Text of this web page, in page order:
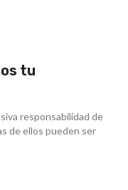
tu
responsabilidad de
de ellos pueden ser